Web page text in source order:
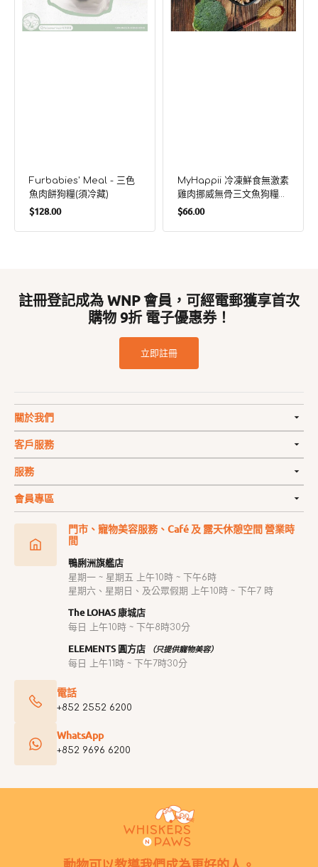
(須
冷
Furbabies' Meal - 三色
魚肉餅狗糧(須冷藏)
定
$128.00
肉
挪
威
MyHappii 冷凍鮮食無激素
雞肉挪威無骨三文魚狗糧
(須冷藏)
定
$66.00
註冊登記成為 WNP 會員，可經電郵獲享首次
購物 9折 電子優惠券！
立即註冊
關於我們
客戶服務
服務
會員專區
門市、寵物美容服務、Café 及 露天休憩空間 營業時
間
鴨脷洲旗艦店
星期一 ~ 星期五 上午10時 ~ 下午6時
星期六、星期日、及公眾假期 上午10時 ~ 下午7 時
The LOHAS 康城店
每日 上午10時 ~ 下午8時30分
ELEMENTS 圓方店 （只提供寵物美容）
每日 上午11時 ~ 下午7時30分
電話
+852 2552 6200
WhatsApp
+852 9696 6200